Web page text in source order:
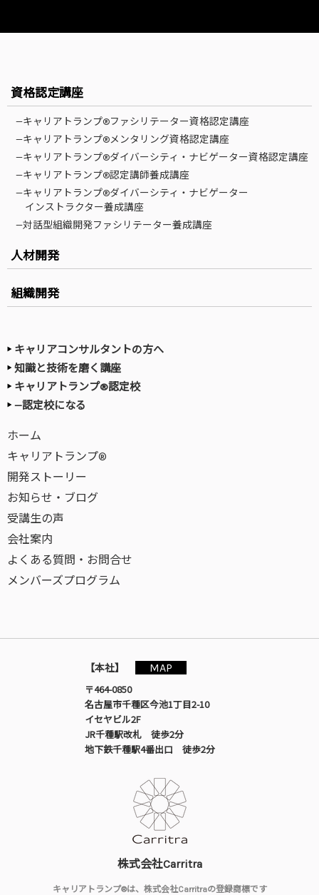
資格認定講座
—キャリアトランプ®ファシリテーター資格認定講座
—キャリアトランプ®メンタリング資格認定講座
—キャリアトランプ®ダイバーシティ・ナビゲーター資格認定講座
—キャリアトランプ®認定講師養成講座
—キャリアトランプ®ダイバーシティ・ナビゲーター
インストラクター養成講座
—対話型組織開発ファシリテーター養成講座
人材開発
組織開発
キャリアコンサルタントの方へ
知識と技術を磨く講座
キャリアトランプ®認定校
—認定校になる
ホーム
キャリアトランプ®
開発ストーリー
お知らせ・ブログ
受講生の声
会社案内
よくある質問・お問合せ
メンバーズプログラム
【本社】
MAP
〒464-0850
名古屋市千種区今池1丁目2-10
イセヤビル2F
JR千種駅改札 徒歩2分
地下鉄千種駅4番出口 徒歩2分
株式会社Carritra
キャリアトランプ®は、株式会社Carritraの登録商標です